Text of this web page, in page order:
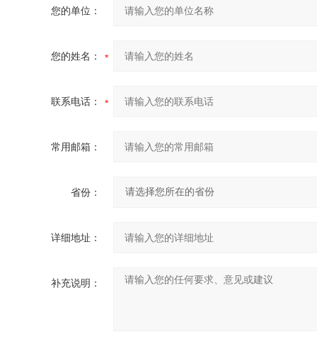
您的单位：
您的姓名：
联系电话：
常用邮箱：
省份：
详细地址：
补充说明：